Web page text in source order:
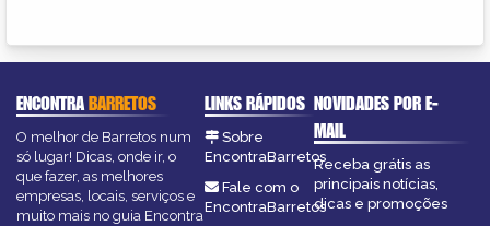
ENCONTRABARRETOS
O melhor de Barretos num
só lugar! Dicas, onde ir, o
que fazer, as melhores
empresas, locais, serviços e
muito mais no guia Encontra
LINKS RÁPIDOS
Sobre
EncontraBarretos
Fale com o
EncontraBarretos
NOVIDADES POR E-
MAIL
Receba grátis as
principais notícias,
dicas e promoções